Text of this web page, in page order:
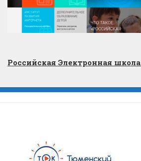
Российская Электронная школа